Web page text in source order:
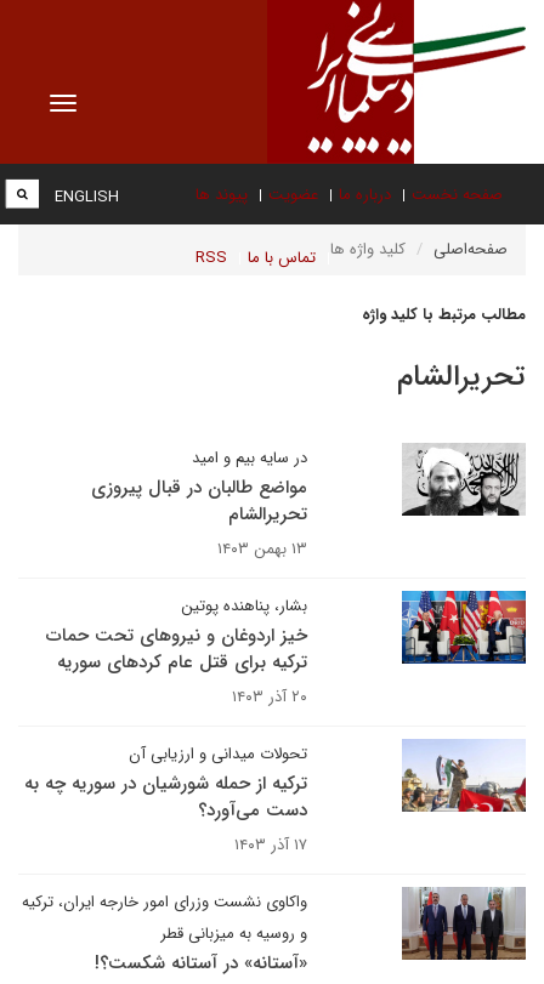
Toggle
صفحه نخست درباره ما عضویت پیوند ها
تماس با ما RSS
ENGLISH
صفحه‌اصلی کلید واژه ها
مطالب مرتبط با کلید واژه
تحریرالشام
در سایه بیم و امید
مواضع طالبان در قبال پیروزی
تحریرالشام
۱۳ بهمن ۱۴۰۳
بشار، پناهنده پوتین
خیز اردوغان و نیروهای تحت حمات
ترکیه برای قتل عام کردهای سوریه
۲۰ آذر ۱۴۰۳
تحولات میدانی و ارزیابی آن
ترکیه از حمله شورشیان در سوریه چه به
دست می‌آورد؟
۱۷ آذر ۱۴۰۳
واکاوی نشست وزرای امور خارجه ایران، ترکیه
و روسیه به میزبانی قطر
«آستانه» در آستانه شکست؟!